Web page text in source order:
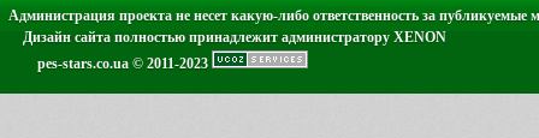
Администрация проекта не несет какую-либо ответственность за публикуемые
Дизайн сайта полностью принадлежит администратору XENON
pes-stars.co.ua © 2011-2023